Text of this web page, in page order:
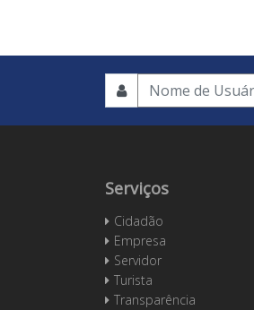
Serviços
Cidadão
Empresa
Servidor
Turista
Transparência